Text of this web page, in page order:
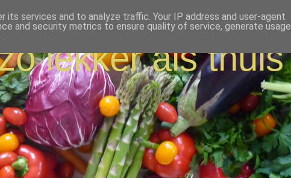
lekker als thuis
services and to analyze traffic. Your IP address and user-agent
and security metrics to ensure quality of service, generate usage